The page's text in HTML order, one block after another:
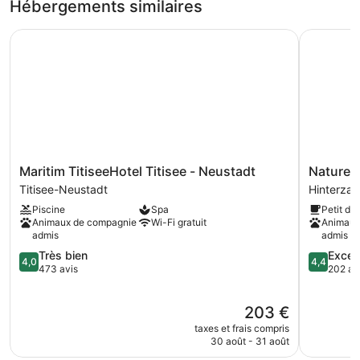
de
Chambre
Hébergements similaires
Maritim
TitiseeHotel
Titisee
-
Neustadt
Titisee-
Neustadt
Maritim TitiseeHotel Titisee - Neustadt
Titisee-Neustadt
Piscine
Spa
Animaux de compagnie
admis
Wi-Fi gratuit
4.0
sur
4,0 Très bien
473 avis
Le
nouveau
prix
203 €
taxes et frais compris
30 août - 31 août
Maritim TitiseeHotel Titisee - Neustadt
Nature
Titisee
Nature
Petit
admis
4.4
sur
4,4
202
Nature